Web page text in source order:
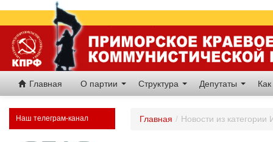
Главная О партии Структура Депутаты
Наш телеграм-канал Главная / Новости из категории